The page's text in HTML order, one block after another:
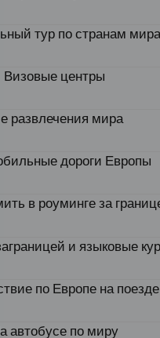
тур по странам мира
Визовые центры
развлечения мира
дороги Европы
в роуминге за
и языковые
по Европе на поезде
автобусе по миру